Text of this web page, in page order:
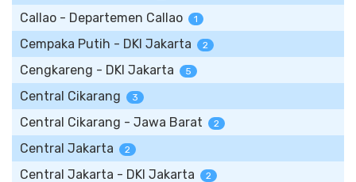
Callao - Departemen Callao 1
Cempaka Putih - DKI Jakarta 2
Cengkareng - DKI Jakarta 5
Central Cikarang 3
Central Cikarang - Jawa Barat 2
Central Jakarta 2
Central Jakarta - DKI Jakarta 2